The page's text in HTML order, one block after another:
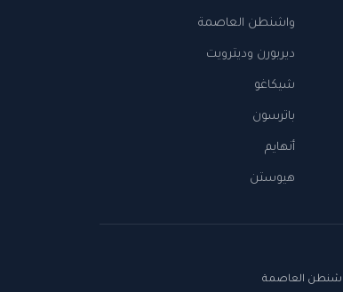
واشنطن العاصمة
ديربورن وديترويت
شيكاغو
باترسون
أنهايم
هيوستن
واشنطن العاصمة